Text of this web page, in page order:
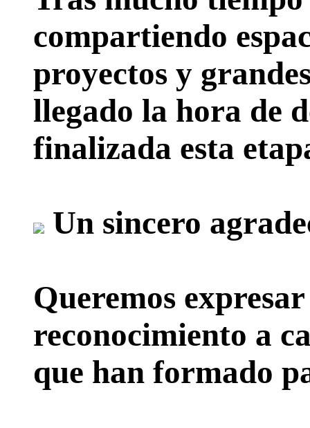
compartiendo
proyectos y
llegado la hora de
finalizada esta
Un sincero
Queremos
reconocimiento a
que han formado